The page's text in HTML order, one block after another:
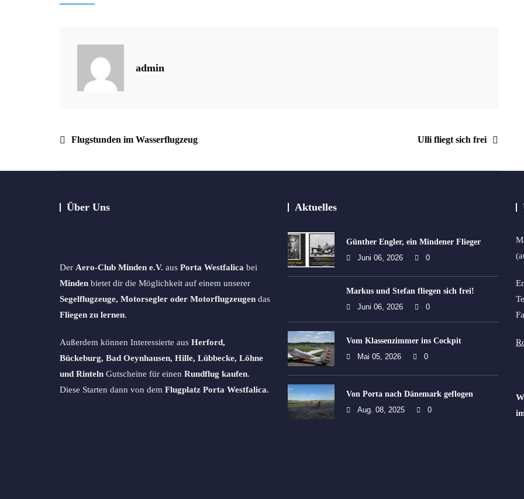
admin
Beitragsnavigation
Flugstunden im Wasserflugzeug Ulli fliegt sich frei
Über Uns
Der Aero-Club Minden e.V. aus Porta Westfalica bei
Minden bietet dir die Möglichkeit auf einem unserer
Segelflugzeuge, Motorsegler oder Motorflugzeugen das
Fliegen zu lernen.
Außerdem können Interessierte aus Herford,
Bückeburg, Bad Oeynhausen, Hille, Lübbecke, Löhne
und Rinteln Gutscheine für einen Rundflug kaufen.
Diese Starten dann von dem Flugplatz Porta Westfalica.
Aktuelles
Günther Engler, ein Mindener Flieger
Juni 06, 2026
0
Markus und Stefan fliegen sich frei!
Juni 06, 2026
0
Vom Klassenzimmer ins Cockpit
Mai 05, 2026
0
Von Porta nach Dänemark geflogen
Aug. 08, 2025
0